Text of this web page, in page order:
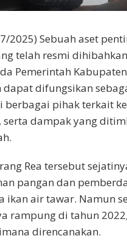
2025) Sebuah aset
telah resmi
Pemerintah
dapat difungsikan
pihak terkait
dampak yang
Rea tersebut
pangan dan
air tawar. Namun
rampung di tahun
direncanakan.